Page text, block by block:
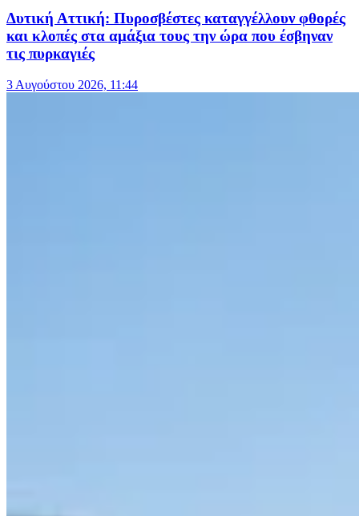
Δυτική Αττική: Πυροσβέστες καταγγέλλουν φθορές
και κλοπές στα αμάξια τους την ώρα που έσβηναν
τις πυρκαγιές
3 Αυγούστου 2026, 11:44